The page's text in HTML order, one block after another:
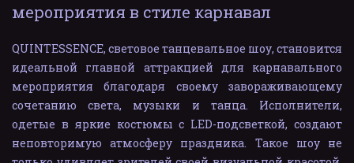
мероприятия в стиле карнавал
QUINTESSENCE, световое танцевальное шоу, становится
идеальной главной аттракцией для карнавального
мероприятия благодаря своему завораживающему
сочетанию света, музыки и танца. Исполнители,
одетые в яркие костюмы с LED-подсветкой, создают
неповторимую атмосферу праздника. Такое шоу не